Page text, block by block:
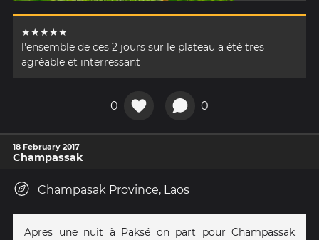
★★★★★
l'ensemble de ces 2 jours sur le plateau a été tres
agréable et interressant
0 0
18 February 2017
Champassak
Champasak Province, Laos
Apres une nuit à Paksé on part pour Champassak